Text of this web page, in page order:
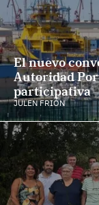
El nuevo
Autoridad
participativa
JULEN FRIÓN